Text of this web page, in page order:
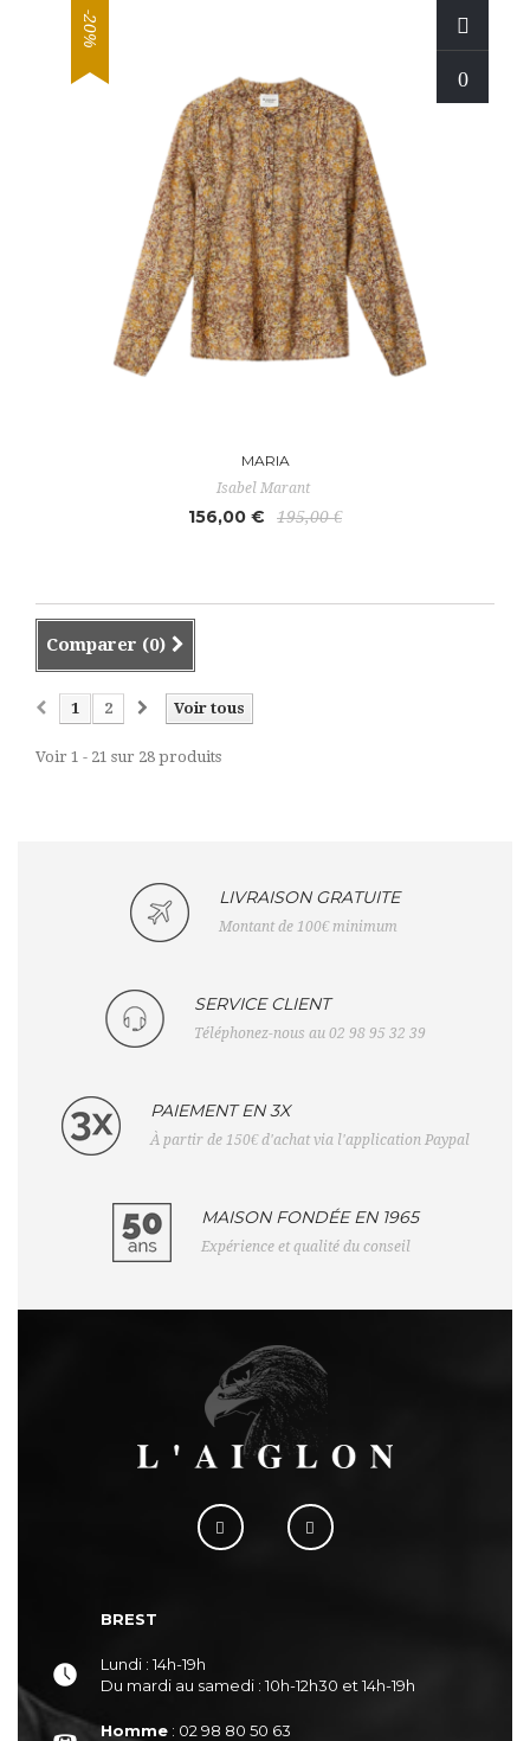
-20%
MARIA
Isabel Marant
156,00 € 195,00 €
Comparer (0)
Voir tous
1 2
Voir 1 - 21 sur 28 produits
LIVRAISON GRATUITE
Montant de 100€ minimum
SERVICE CLIENT
Téléphonez-nous au 02 98 95 32 39
PAIEMENT EN 3X
À partir de 150€ d'achat via l'application Paypal
MAISON FONDÉE EN 1965
Expérience et qualité du conseil
BREST
Lundi : 14h-19h
Du mardi au samedi : 10h-12h30 et 14h-19h
Homme : 02 98 80 50 63